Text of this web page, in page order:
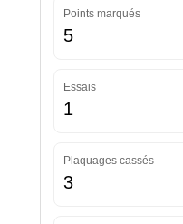
Points marqués
5
Essais
1
Plaquages cassés
3